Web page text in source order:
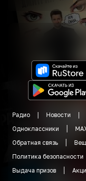
Радио Новости
Одноклассники
Обратная связь
Политика безопасности
Выдача призов